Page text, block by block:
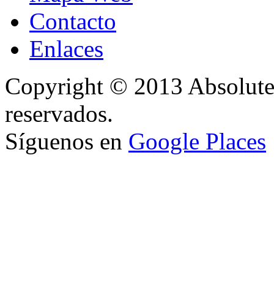
Contacto
Enlaces
Copyright © 2013
reservados.
Síguenos en Google Places